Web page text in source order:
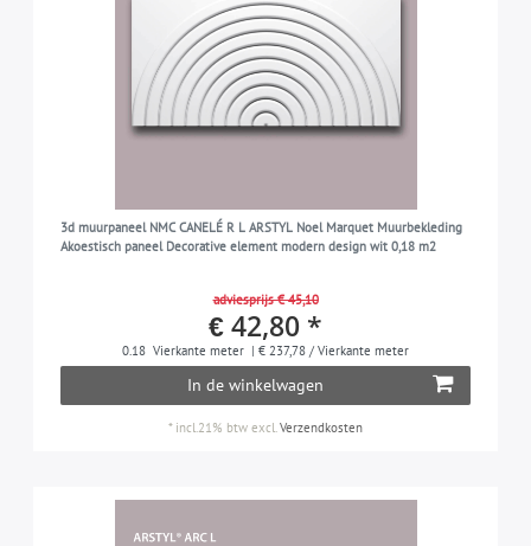
3d muurpaneel NMC CANELÉ R L ARSTYL Noel Marquet Muurbekleding
Akoestisch paneel Decorative element modern design wit 0,18 m2
adviesprijs € 45,10
€ 42,80 *
0.18 Vierkante meter | € 237,78 / Vierkante meter
In de winkelwagen
* incl.21% btw excl.Verzendkosten